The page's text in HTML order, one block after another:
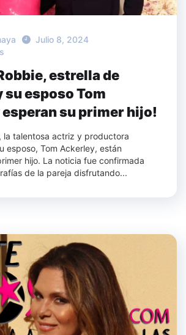
Julio 8, 2024
estrella de
su esposo Tom
su primer hijo!
la talentosa actriz y productora
esposo, Tom Ackerley, están
hijo. La noticia fue confirmada
de la pareja disfrutando...